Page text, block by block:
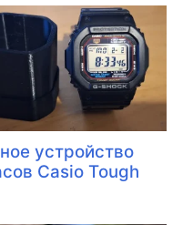
устройство
Casio Tough